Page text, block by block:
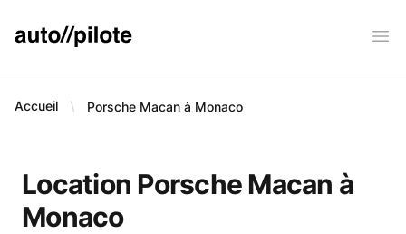
AUTO PILOTE
Accueil Porsche Macan à Monaco
Location Porsche Macan à
Monaco